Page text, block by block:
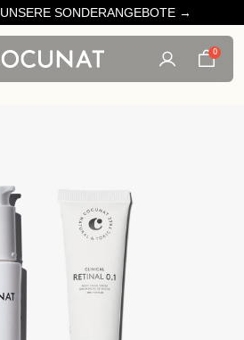
SONDERANGEBOTE →
0